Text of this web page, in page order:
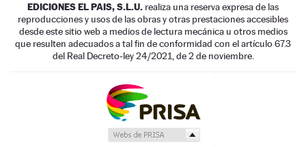
EDICIONES EL PAIS, S.L.U. realiza una reserva expresa de las
reproducciones y usos de las obras y otras prestaciones accesibles
desde este sitio web a medios de lectura mecánica u otros medios
que resulten adecuados a tal fin de conformidad con el artículo 67.3
del Real Decreto-ley 24/2021, de 2 de noviembre.